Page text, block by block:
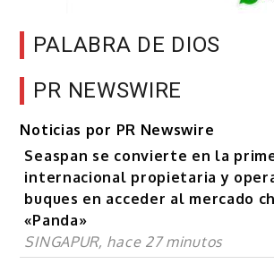
PALABRA DE DIOS
PR NEWSWIRE
Noticias por PR Newswire
Seaspan se convierte en la
internacional propietaria y
buques en acceder al mercado
«Panda»
SINGAPUR, hace 27 minutos